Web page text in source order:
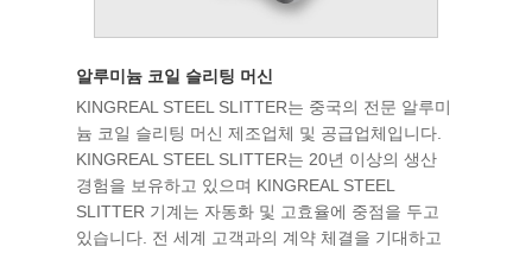
알루미늄 코일 슬리팅 머신
KINGREAL STEEL SLITTER는 중국의 전문 알루미
늄 코일 슬리팅 머신 제조업체 및 공급업체입니다.
KINGREAL STEEL SLITTER는 20년 이상의 생산
경험을 보유하고 있으며 KINGREAL STEEL
SLITTER 기계는 자동화 및 고효율에 중점을 두고
있습니다. 전 세계 고객과의 계약 체결을 기대하고